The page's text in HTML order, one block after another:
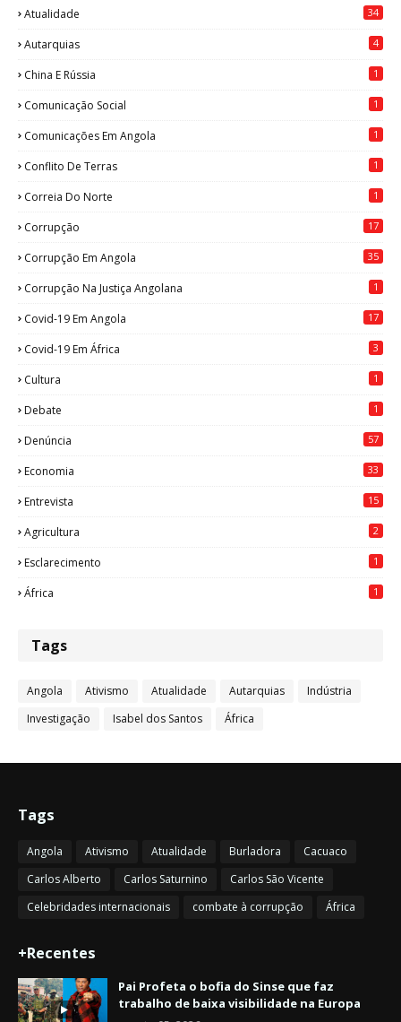
Atualidade 34
Autarquias 4
China E Rússia 1
Comunicação Social 1
Comunicações Em Angola 1
Conflito De Terras 1
Correia Do Norte 1
Corrupção 17
Corrupção Em Angola 35
Corrupção Na Justiça Angolana 1
Covid-19 Em Angola 17
Covid-19 Em África 3
Cultura 1
Debate 1
Denúncia 57
Economia 33
Entrevista 15
Agricultura 2
Esclarecimento 1
África 1
Tags
Angola Ativismo Atualidade Autarquias
Indústria
Investigação
Isabel dos Santos África
Tags
Angola Ativismo Atualidade Burladora
Cacuaco
Carlos Alberto
Carlos Saturnino
Carlos São Vicente
Celebridades internacionais
combate à corrupção África
+Recentes
Pai Profeta o bofia do Sinse que faz
trabalho de baixa visibilidade na Europa